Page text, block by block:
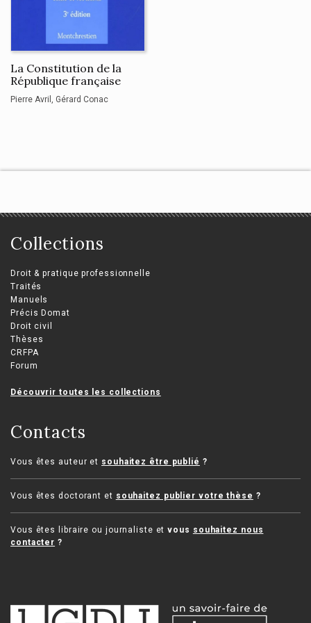
La Constitution de la
République française
Pierre Avril Gérard Conac
Collections
Droit & pratique professionnelle
Traités
Manuels
Précis Domat
Droit civil
Thèses
CRFPA
Forum
Découvrir toutes les collections
Contacts
Vous êtes auteur et souhaitez être publié ?
Vous êtes doctorant et souhaitez publier votre thèse ?
Vous êtes libraire ou journaliste etvous souhaitez nous
contacter ?